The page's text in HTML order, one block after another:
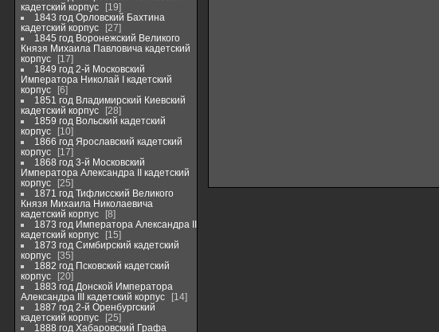
кадетский корпус
19
1843 год Орловский Бахтина
кадетский корпус
27
1845 год Воронежский Великого
Князя Михаила Павловича кадетский
корпус
17
1849 год 2-й Московский
Императора Николай I кадетский
корпус
6
1851 год Владимирский Киевский
кадетский корпус
28
1859 год Вольский кадетский
корпус
10
1866 год Ярославский кадетский
корпус
17
1868 год 3-й Московский
Императора Александра II кадетский
корпус
25
1871 год Тифлисский Великого
Князя Михаила Николаевича
кадетский корпус
8
1873 год Императора Александра II
кадетский корпус
15
1873 год Симбирский кадетский
корпус
35
1882 год Псковский кадетский
корпус
20
1883 год Донской Императора
Александра III кадетский корпус
14
1887 год 2-й Оренбургский
кадетский корпус
25
1888 год Хабаровский Графа